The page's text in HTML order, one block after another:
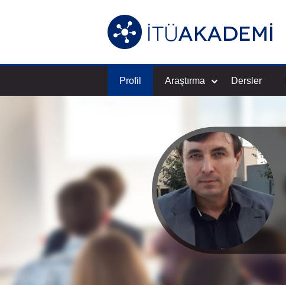
Profil Araştırma Dersler